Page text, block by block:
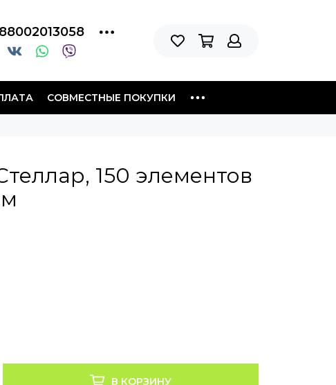
88002013058
СОВМЕСТНЫЕ ПОКУПКИ
150 элементов
В КОРЗИНУ